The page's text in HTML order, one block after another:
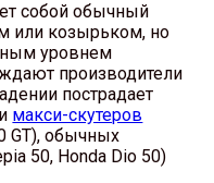
собой обычный
или козырьком, но
уровнем
производители
пострадает
макси-скутеров
GT), обычных
50, Honda Dio 50)